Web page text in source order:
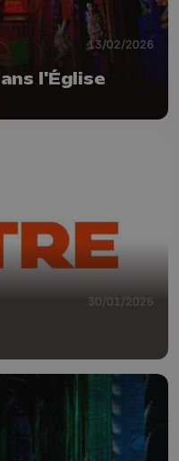
13/02/2026
l'Église
30/01/2026